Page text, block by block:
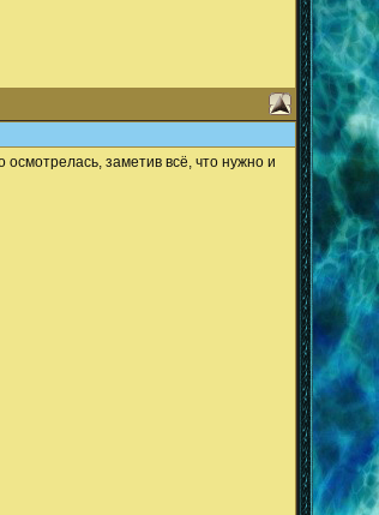
заметив всё, что нужно и